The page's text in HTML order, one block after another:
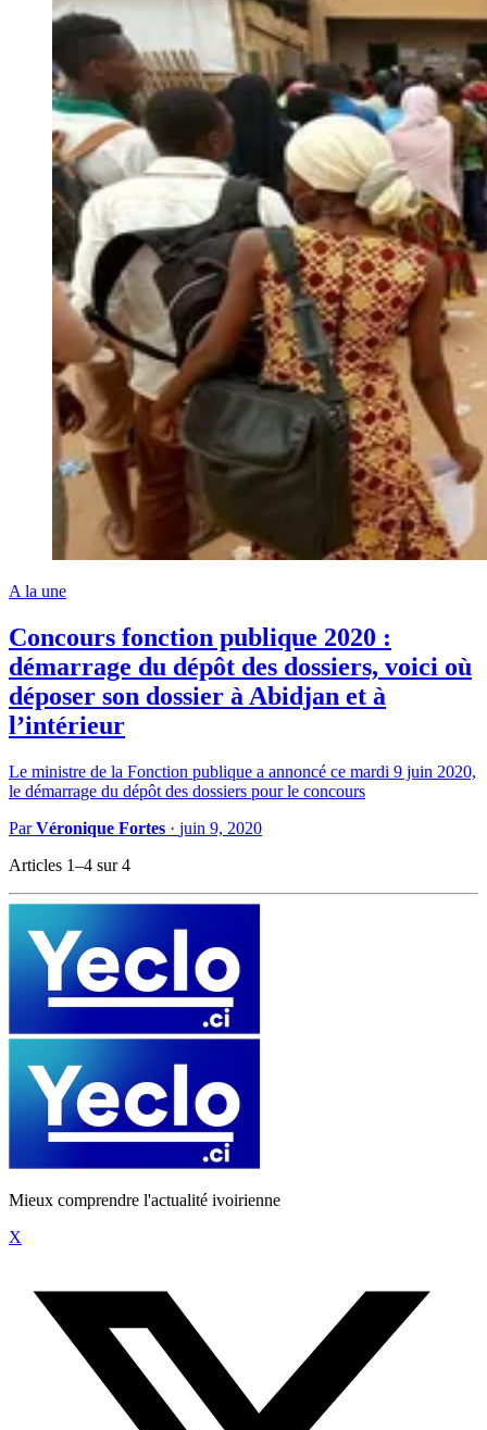
A la une
Concours fonction publique 2020 :
démarrage du dépôt des dossiers, voici où
déposer son dossier à Abidjan et à
l’intérieur
Le ministre de la Fonction publique a annoncé ce mardi 9 juin 2020,
le démarrage du dépôt des dossiers pour le concours
ParVéronique Fortes · juin 9, 2020
Articles 1–4 sur 4
Mieux comprendre l'actualité ivoirienne
X